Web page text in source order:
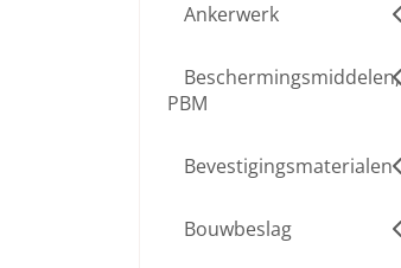
Ankerwerk
Beschermingsmiddelen,
PBM
Bevestigingsmaterialen
Bouwbeslag